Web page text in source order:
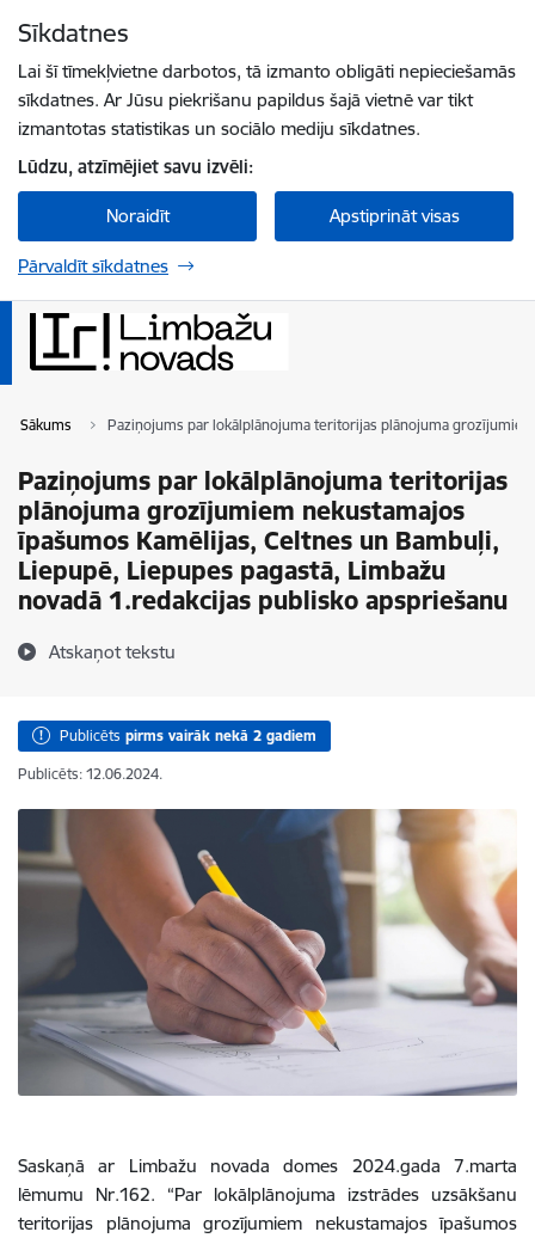
Sīkdatnes
Lai šī tīmekļvietne darbotos, tā izmanto obligāti nepieciešamās
sīkdatnes. Ar Jūsu piekrišanu papildus šajā vietnē var tikt
izmantotas statistikas un sociālo mediju sīkdatnes.
Lūdzu, atzīmējiet savu izvēli:
Noraidīt Apstiprināt visas
Pārvaldīt sīkdatnes
Sākums Paziņojums par lokālplānojuma teritorijas plānojuma
Paziņojums par lokālplānojuma teritorijas
plānojuma grozījumiem nekustamajos
īpašumos Kamēlijas, Celtnes un Bambuļi,
Liepupē, Liepupes pagastā, Limbažu
novadā 1.redakcijas publisko apspriešanu
Atskaņot tekstu
Publicēts pirms vairāk nekā 2 gadiem
Publicēts: 12.06.2024.
Saskaņā ar Limbažu novada domes 2024.gada 7.marta
lēmumu Nr.162. “Par lokālplānojuma izstrādes uzsākšanu
teritorijas plānojuma grozījumiem nekustamajos īpašumos